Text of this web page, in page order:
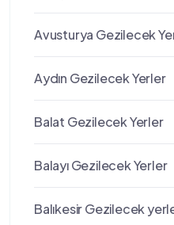
Avusturya Gezilecek
Aydın Gezilecek Yerler
Balat Gezilecek Yerler
Balayı Gezilecek Yerler
Balıkesir Gezilecek